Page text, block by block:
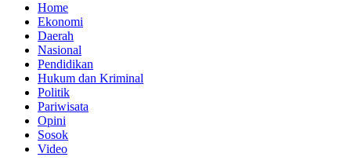
Home
Ekonomi
Daerah
Nasional
Pendidikan
Hukum dan Kriminal
Politik
Pariwisata
Opini
Sosok
Video